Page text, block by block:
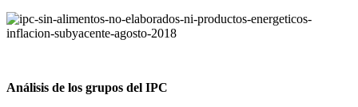
Análisis de los grupos del IPC